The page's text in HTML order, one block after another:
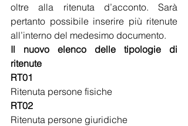
oltre alla ritenuta d’acconto. Sarà
pertanto possibile inserire più ritenute
all’interno del medesimo documento.
Il nuovo elenco delle tipologie di
ritenute
RT01
Ritenuta persone fisiche
RT02
Ritenuta persone giuridiche